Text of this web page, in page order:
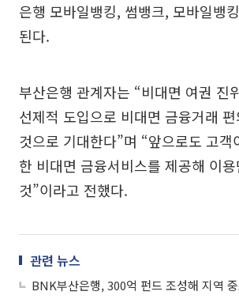
은행 모바일뱅킹, 썸뱅크, 모바일뱅
된다.
부산은행 관계자는 “비대면 여권 진
선제적 도입으로 비대면 금융거래
것으로 기대한다”며 “앞으로도 고객
한 비대면 금융서비스를 제공해 이
것”이라고 전했다.
관련 뉴스
BNK부산은행, 300억 펀드 조성해 지역